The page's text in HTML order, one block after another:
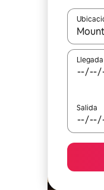
Llegada
Salida